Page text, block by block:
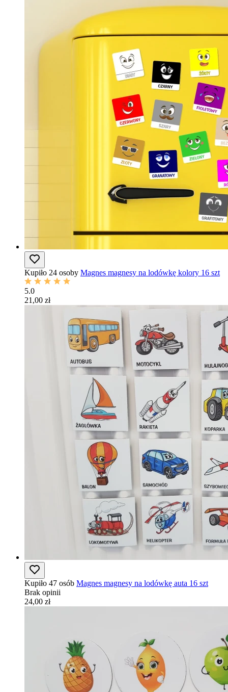
Kupiło 24 osoby Magnes magnesy na lodówkę kolory 16 szt
5.0
21,00 zł
Kupiło 47 osób Magnes magnesy na lodówkę auta 16 szt
Brak opinii
24,00 zł